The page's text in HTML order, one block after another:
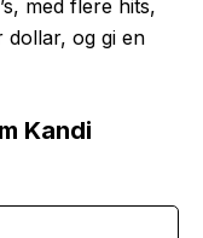
med flere hits,
dollar, og gi en
Kandi